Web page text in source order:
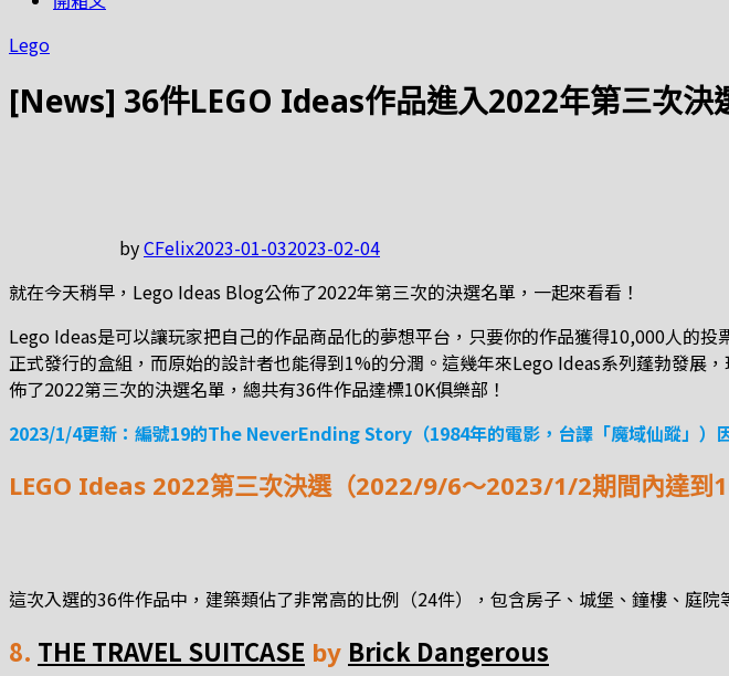
Lego
[News] 36件LEGO Ideas作品進入2022年第三次決
byCFelix2023-01-032023-02-04
就在今天稍早，Lego Ideas Blog公佈了2022年第三次的決選名單，一起來看看！
Lego Ideas是可以讓玩家把自己的作品商品化的夢想平台，只要你的作品獲得10,000人的
正式發行的盒組，而原始的設計者也能得到1%的分潤。這幾年來Lego Ideas系列蓬勃發展
佈了2022第三次的決選名單，總共有36件作品達標10K俱樂部！
2023/1/4更新：編號19的The NeverEnding Story（1984年的電影，台譯「魔域仙蹤」）
LEGO Ideas 2022第三次決選（2022/9/6～2023/1/2期間內達到
這次入選的36件作品中，建築類佔了非常高的比例（24件），包含房子、城堡、鐘樓、庭
8. THE TRAVEL SUITCASE by Brick Dangerous